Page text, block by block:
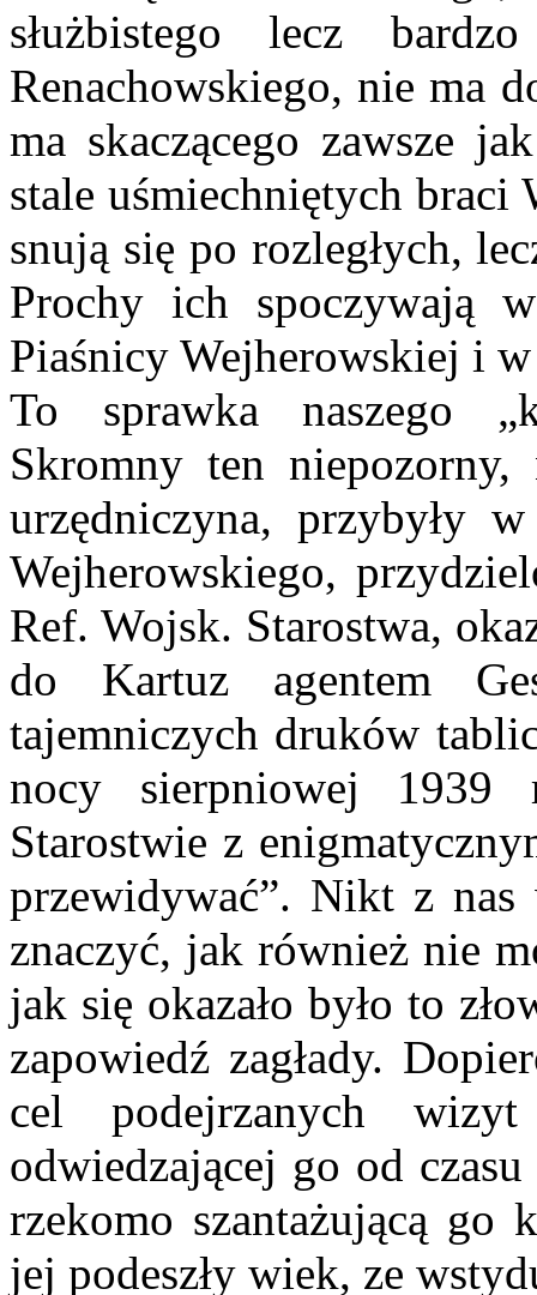
służbistego lecz
Renachowskiego, nie ma
ma skaczącego zawsze
stale uśmiechniętych
snują się po rozległych,
Prochy ich spoczywają
Piaśnicy Wejherowskiej i
To sprawka naszego
Skromny ten niepozorny,
urzędniczyna, przybyły
Wejherowskiego,
Ref. Wojsk. Starostwa,
do Kartuz agentem
tajemniczych druków
nocy sierpniowej
Starostwie z
przewidywać”. Nikt z nas
znaczyć, jak również nie
jak się okazało było to
zapowiedź zagłady.
cel podejrzanych
odwiedzającej go od
rzekomo szantażującą go
jej podeszły wiek, ze